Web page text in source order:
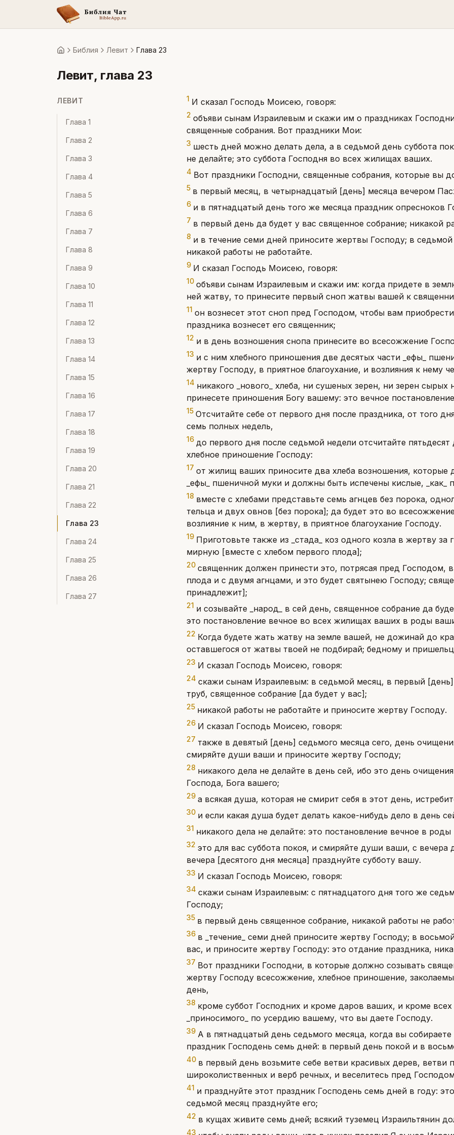
ГлавнаяБиблия Левит Глава 23
Левит, глава 23
ЛЕВИТ
Глава 1
Глава 2
Глава 3
Глава 4
Глава 5
Глава 6
Глава 7
Глава 8
Глава 9
Глава 10
Глава 11
Глава 12
Глава 13
Глава 14
Глава 15
Глава 16
Глава 17
Глава 18
Глава 19
Глава 20
Глава 21
Глава 22
Глава 23
Глава 24
Глава 25
Глава 26
Глава 27
1 И сказал Господь Моисею, говоря:
2 объяви сынам Израилевым и скажи им о праздниках
священные собрания. Вот праздники Мои:
3 шесть дней можно делать дела, а в седьмой день суббота
не делайте; это суббота Господня во всех жилищах ваших.
4 Вот праздники Господни, священные собрания, которые вы
5 в первый месяц, в четырнадцатый [день] месяца вечером
6 и в пятнадцатый день того же месяца праздник опресноков
7 в первый день да будет у вас священное собрание; никакой
8 и в течение семи дней приносите жертвы Господу; в
никакой работы не работайте.
9 И сказал Господь Моисею, говоря:
10 объяви сынам Израилевым и скажи им: когда придете в
ней жатву, то принесите первый сноп жатвы вашей к
11 он вознесет этот сноп пред Господом, чтобы вам
праздника вознесет его священник;
12 и в день возношения снопа принесите во всесожжение
13 и с ним хлебного приношения две десятых части _ефы_
жертву Господу, в приятное благоухание, и возлияния к нему
14 никакого _нового_ хлеба, ни сушеных зерен, ни зерен
принесете приношения Богу вашему: это вечное
15 Отсчитайте себе от первого дня после праздника, от того
семь полных недель,
16 до первого дня после седьмой недели отсчитайте пятьдесят
хлебное приношение Господу:
17 от жилищ ваших приносите два хлеба возношения, которые
_ефы_ пшеничной муки и должны быть испечены кислые, _как_
18 вместе с хлебами представьте семь агнцев без порока,
тельца и двух овнов [без порока]; да будет это во
возлияние к ним, в жертву, в приятное благоухание Господу.
19 Приготовьте также из _стада_ коз одного козла в жертву
мирную [вместе с хлебом первого плода];
20 священник должен принести это, потрясая пред Господом,
плода и с двумя агнцами, и это будет святынею Господу;
принадлежит];
21 и созывайте _народ_ в сей день, священное собрание да
это постановление вечное во всех жилищах ваших в роды
22 Когда будете жать жатву на земле вашей, не дожинай до
оставшегося от жатвы твоей не подбирай; бедному и
23 И сказал Господь Моисею, говоря:
24 скажи сынам Израилевым: в седьмой месяц, в первый
труб, священное собрание [да будет у вас];
25 никакой работы не работайте и приносите жертву Господу.
26 И сказал Господь Моисею, говоря:
27 также в девятый [день] седьмого месяца сего, день
смиряйте души ваши и приносите жертву Господу;
28 никакого дела не делайте в день сей, ибо это день
Господа, Бога вашего;
29 а всякая душа, которая не смирит себя в этот день,
30 и если какая душа будет делать какое-нибудь дело в день
31 никакого дела не делайте: это постановление вечное в
32 это для вас суббота покоя, и смиряйте души ваши, с вечера
вечера [десятого дня месяца] празднуйте субботу вашу.
33 И сказал Господь Моисею, говоря:
34 скажи сынам Израилевым: с пятнадцатого дня того же
Господу;
35 в первый день священное собрание, никакой работы не
36 в _течение_ семи дней приносите жертву Господу; в
вас, и приносите жертву Господу: это отдание праздника,
37 Вот праздники Господни, в которые должно созывать
жертву Господу всесожжение, хлебное приношение,
день,
38 кроме суббот Господних и кроме даров ваших, и кроме
_приносимого_ по усердию вашему, что вы даете Господу.
39 А в пятнадцатый день седьмого месяца, когда вы
праздник Господень семь дней: в первый день покой и в
40 в первый день возьмите себе ветви красивых дерев, ветви
широколиственных и верб речных, и веселитесь пред
41 и празднуйте этот праздник Господень семь дней в году:
седьмой месяц празднуйте его;
42 в кущах живите семь дней; всякий туземец Израильтянин
43